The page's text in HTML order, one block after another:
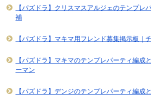
【パズドラ】クリスマスアルジェのテンプレ
補
【パズドラ】マキマ用フレンド募集掲示板｜
【パズドラ】マキマのテンプレパーティ編成
ーマン
【パズドラ】デンジのテンプレパーティ編成